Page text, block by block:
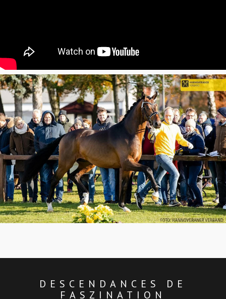
DESCENDANCES DE
FASZINATION